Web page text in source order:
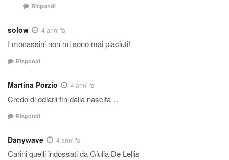
Rispondi
solow 4 anni fa
I mocassini non mi sono mai piaciuti!
Rispondi
Martina Porzio 4 anni fa
Credo di odiarli fin dalla nascita…
Rispondi
Danywave 4 anni fa
Carini quelli indossati da Giulia De Lellis